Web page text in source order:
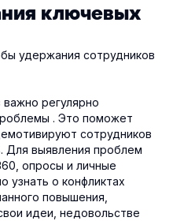
ключевых
удержания сотрудников
регулярно
. Это поможет
сотрудников
Для выявления проблем
опросы и личные
узнать о конфликтах
повышения,
идеи, недовольстве